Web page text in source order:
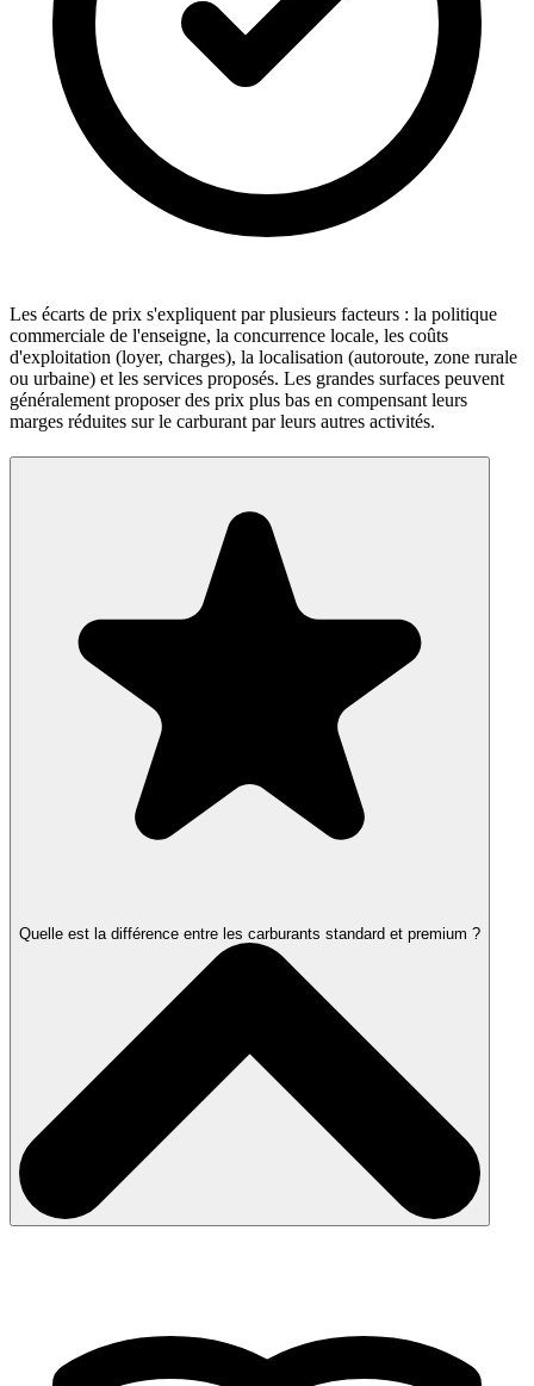
Les écarts de prix s'expliquent par plusieurs facteurs : la politique
commerciale de l'enseigne, la concurrence locale, les coûts
d'exploitation (loyer, charges), la localisation (autoroute, zone rurale
ou urbaine) et les services proposés. Les grandes surfaces peuvent
généralement proposer des prix plus bas en compensant leurs
marges réduites sur le carburant par leurs autres activités.
Quelle est la différence entre les carburants standard et premium ?